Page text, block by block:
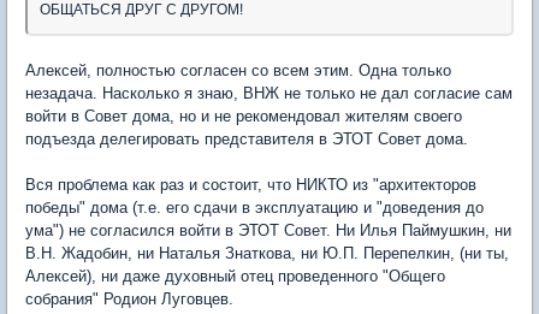
ОБЩАТЬСЯ ДРУГ С ДРУГОМ!
Алексей, полностью согласен со всем этим. Одна только
незадача. Насколько я знаю, ВНЖ не только не дал согласие сам
войти в Совет дома, но и не рекомендовал жителям своего
подъезда делегировать представителя в ЭТОТ Совет дома.
Вся проблема как раз и состоит, что НИКТО из "архитекторов
победы" дома (т.е. его сдачи в эксплуатацию и "доведения до
ума") не согласился войти в ЭТОТ Совет. Ни Илья Паймушкин, ни
В.Н. Жадобин, ни Наталья Знаткова, ни Ю.П. Перепелкин, (ни ты,
Алексей), ни даже духовный отец проведенного "Общего
собрания" Родион Луговцев.